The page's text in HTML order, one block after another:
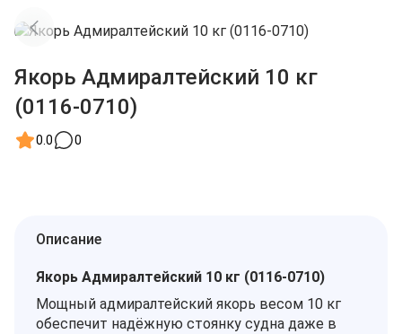
Якорь Адмиралтейский 10 кг
(0116-0710)
0.0 0
Описание
Якорь Адмиралтейский 10 кг (0116-0710)
Мощный адмиралтейский якорь весом 10 кг
обеспечит надёжную стоянку судна даже в